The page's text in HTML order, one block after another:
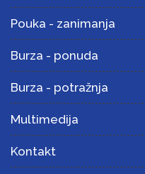
Pouka - zanimanja
Burza - ponuda
Burza - potražnja
Multimedija
Kontakt